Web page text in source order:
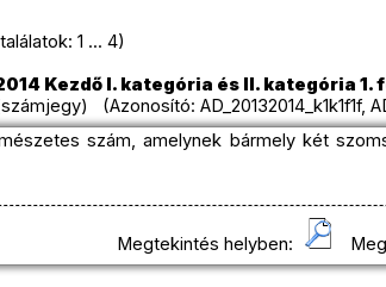
1 ... 4)
Kezdő I. kategória és II. kategória 1.
(Azonosító: AD_20132014_k1k1f1f,
szám, amelynek bármely két
Megtekintés helyben: